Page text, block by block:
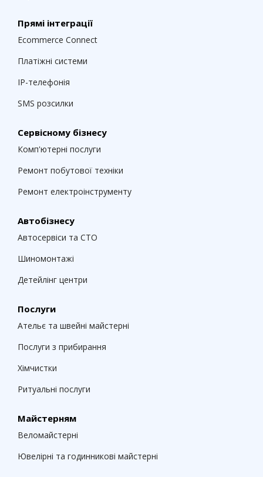
Прямі інтеграції
Ecommerce Connect
Платіжні системи
IP-телефонія
SMS розсилки
Сервісному бізнесу
Комп'ютерні послуги
Ремонт побутової техніки
Ремонт електроінструменту
Автобізнесу
Автосервіси та СТО
Шиномонтажі
Детейлінг центри
Послуги
Ательє та швейні майстерні
Послуги з прибирання
Хімчистки
Ритуальні послуги
Майстерням
Веломайстерні
Ювелірні та годинникові майстерні